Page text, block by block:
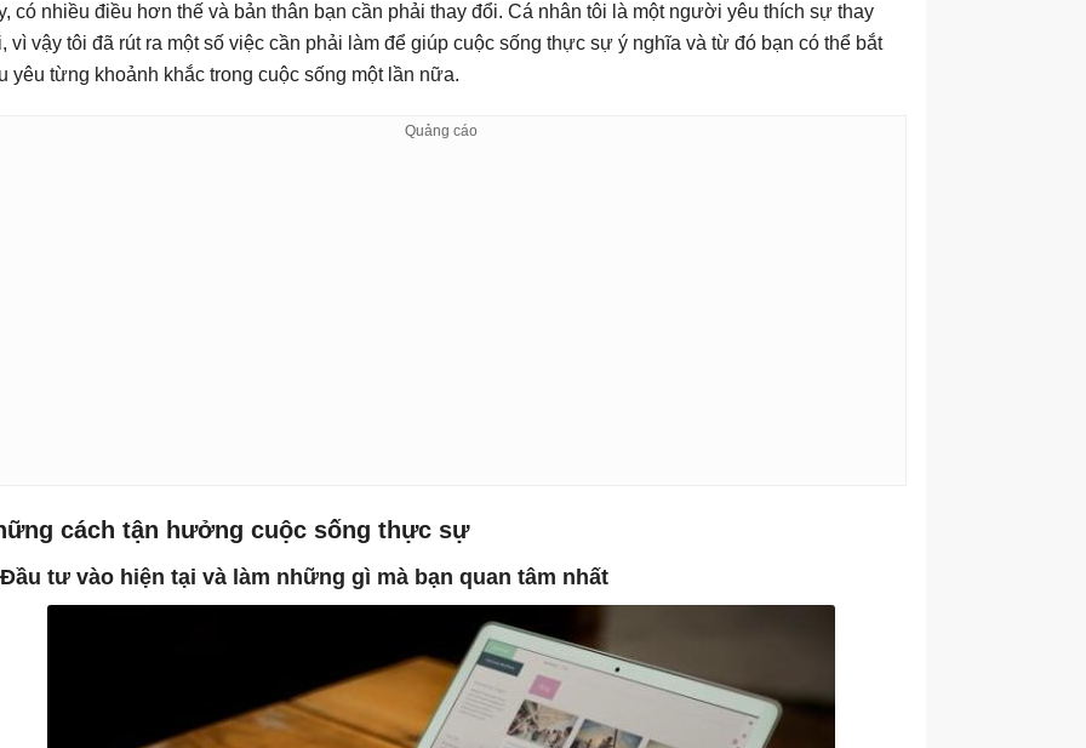
có nhiều điều hơn thế và bản thân bạn cần phải thay đổi. Cá nhân tôi là một người yêu thích sự thay
vì vậy tôi đã rút ra một số việc cần phải làm để giúp cuộc sống thực sự ý nghĩa và từ đó bạn có thể bắt
yêu từng khoảnh khắc trong cuộc sống một lần nữa.
cách tận hưởng cuộc sống thực sự
tư vào hiện tại và làm những gì mà bạn quan tâm nhất